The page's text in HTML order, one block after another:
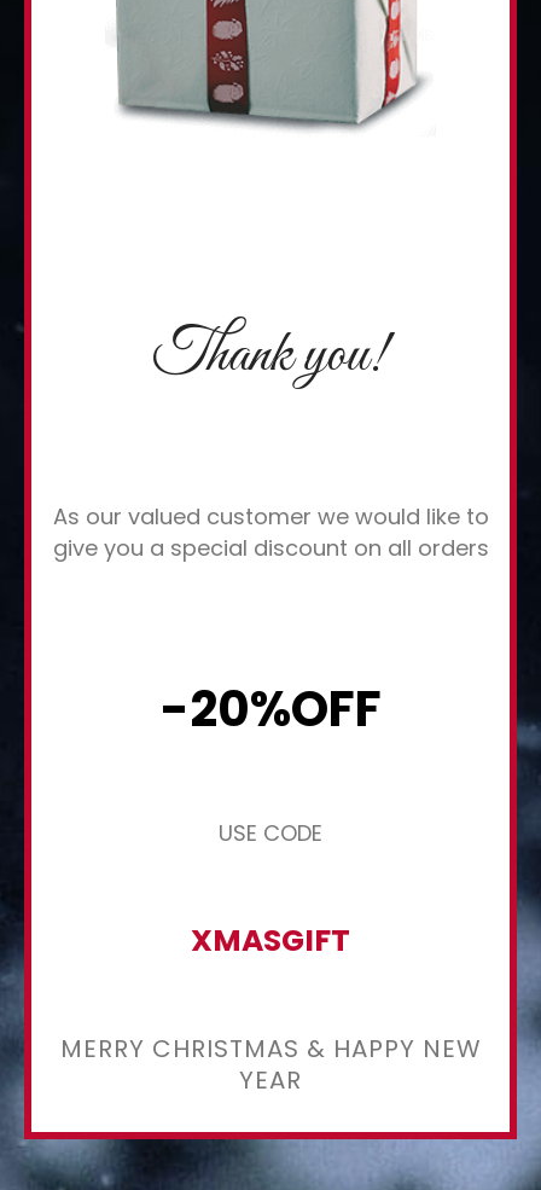
Thank you!
As our valued customer we would like to
give you a special discount on all orders
-20%OFF
USE CODE
XMASGIFT
MERRY CHRISTMAS & HAPPY NEW
YEAR